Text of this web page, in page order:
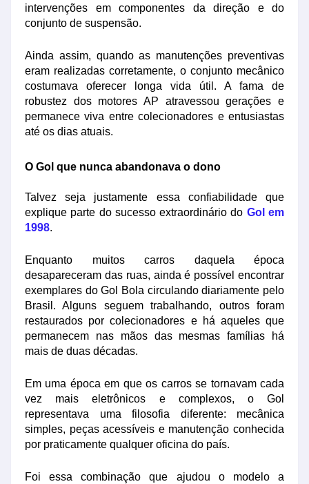
intervenções em componentes da direção e do
conjunto de suspensão.
Ainda assim, quando as manutenções preventivas
eram realizadas corretamente, o conjunto mecânico
costumava oferecer longa vida útil. A fama de
robustez dos motores AP atravessou gerações e
permanece viva entre colecionadores e entusiastas
até os dias atuais.
O Gol que nunca abandonava o dono
Talvez seja justamente essa confiabilidade que
explique parte do sucesso extraordinário do Gol em
1998.
Enquanto muitos carros daquela época
desapareceram das ruas, ainda é possível encontrar
exemplares do Gol Bola circulando diariamente pelo
Brasil. Alguns seguem trabalhando, outros foram
restaurados por colecionadores e há aqueles que
permanecem nas mãos das mesmas famílias há
mais de duas décadas.
Em uma época em que os carros se tornavam cada
vez mais eletrônicos e complexos, o Gol
representava uma filosofia diferente: mecânica
simples, peças acessíveis e manutenção conhecida
por praticamente qualquer oficina do país.
Foi essa combinação que ajudou o modelo a